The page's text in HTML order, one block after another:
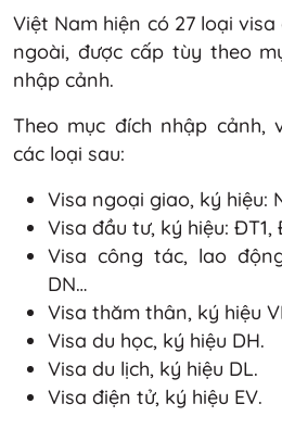
Việt Nam hiện có 27 loại
ngoài, được cấp tùy theo
nhập cảnh.
Theo mục đích nhập cảnh,
các loại sau:
Visa ngoại giao, ký hiệu:
Visa đầu tư, ký hiệu: ĐT1,
Visa công tác, lao
DN…
Visa thăm thân, ký hiệu
Visa du học, ký hiệu DH.
Visa du lịch, ký hiệu DL.
Visa điện tử, ký hiệu EV.